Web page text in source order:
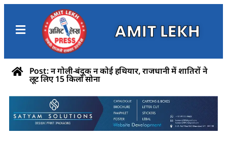
AMIT LEKH
Post: न गोली-बंदूक न कोई हथियार, राजधानी में शातिरों ने
लूट लिए 15 किलो सोना